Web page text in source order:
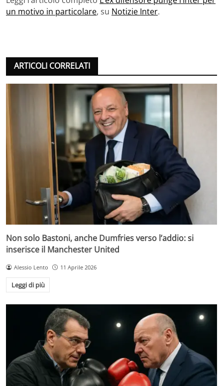
un motivo in particolare, su Notizie Inter.
ARTICOLI CORRELATI
Non solo Bastoni, anche Dumfries verso l’addio: si
inserisce il Manchester United
Alessio Lento 11 Aprile 2026
Leggi di più